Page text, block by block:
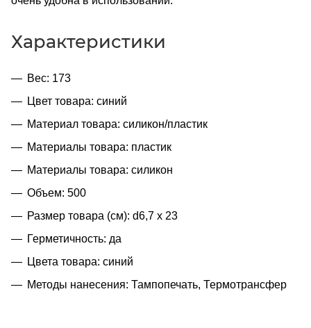
Характеристики
Вес: 173
Цвет товара: синий
Материал товара: силикон/пластик
Материалы товара: пластик
Материалы товара: силикон
Объем: 500
Размер товара (см): d6,7 х 23
Герметичность: да
Цвета товара: синий
Методы нанесения: Тампопечать, Термотрансфер